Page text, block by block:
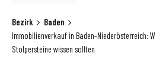
Bezirk
Baden
Immobilienverkauf in Baden-Niederösterreich:
Stolpersteine wissen sollten